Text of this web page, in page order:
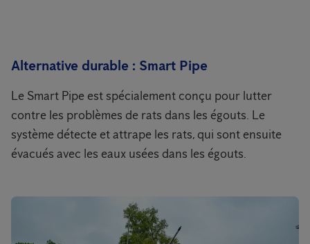
Alternative durable : Smart Pipe
Le Smart Pipe est spécialement conçu pour lutter
contre les problèmes de rats dans les égouts. Le
système détecte et attrape les rats, qui sont ensuite
évacués avec les eaux usées dans les égouts.